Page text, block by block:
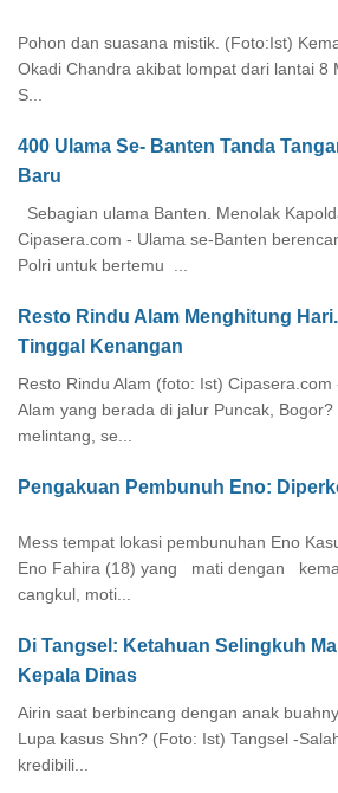
Pohon dan suasana mistik. (Foto:Ist)
Okadi Chandra akibat lompat dari lantai 8
S...
400 Ulama Se- Banten Tanda
Baru
Sebagian ulama Banten. Menolak
Cipasera.com - Ulama se-Banten
Polri untuk bertemu ...
Resto Rindu Alam Menghitung
Tinggal Kenangan
Resto Rindu Alam (foto: Ist)
Alam yang berada di jalur Puncak,
melintang, se...
Pengakuan Pembunuh Eno:
Mess tempat lokasi pembunuhan Eno
Eno Fahira (18) yang mati dengan
cangkul, moti...
Di Tangsel: Ketahuan Selingkuh
Kepala Dinas
Airin saat berbincang dengan anak
Lupa kasus Shn? (Foto: Ist) Tangsel -
kredibili...